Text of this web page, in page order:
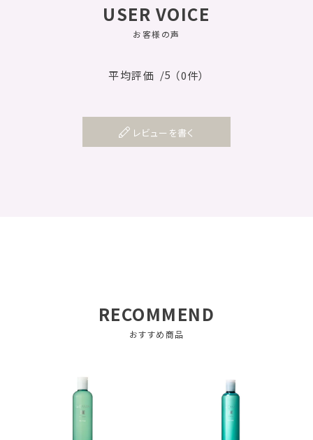
USER VOICE
お客様の声
平均評価 /5 （0件）
レビューを書く
RECOMMEND
おすすめ商品